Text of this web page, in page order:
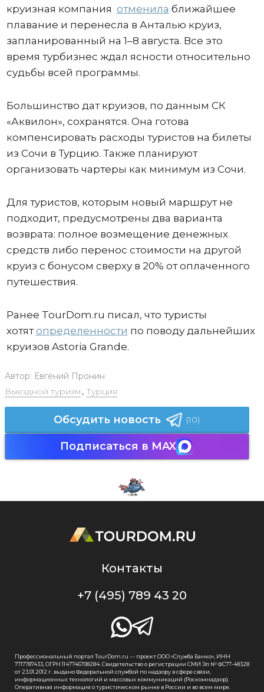
круизная компания отменила ближайшее
плавание и перенесла в Анталью круиз,
запланированный на 1–8 августа. Все это
время турбизнес ждал ясности относительно
судьбы всей программы.
Большинство дат круизов, по данным СК
«Аквилон», сохранятся. Она готова
компенсировать расходы туристов на билеты
из Сочи в Турцию. Также планируют
организовать чартеры как минимум из Сочи.
Для туристов, которым новый маршрут не
подходит, предусмотрены два варианта
возврата: полное возмещение денежных
средств либо перенос стоимости на другой
круиз с бонусом сверху в 20% от оплаченного
путешествия.
Ранее TourDom.ru писал, что туристы
хотятопределенности по поводу дальнейших
круизов Astoria Grande.
Автор: Евгений Пронин
Выездной туризм , Турция
Обсудить новость (10)
Подписаться в MAX
Контакты
+7 (495) 789 43 20
Профессиональный портал TourDom.ru — проект ООО «Служба Банко», ИНН
7717787433, ОГРН 1147746708284. Свидетельство о регистрации СМИ Эл № ФС77-48328
от 23.01.2012 г. выдано Федеральной службой по надзору в сфере связи,
информационных технологий и массовых коммуникаций (Роскомнадзор).
Оперативная информация о туристическом рынке в России и во всем мире.